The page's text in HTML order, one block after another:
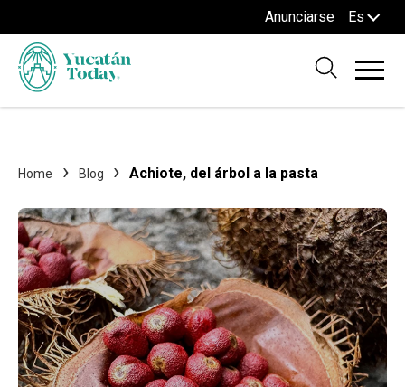
Anunciarse Es
Home Blog Achiote, del árbol a la pasta